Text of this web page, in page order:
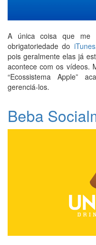
A única coisa que me
obrigatoriedade do iTunes
pois geralmente elas já
acontece com os vídeos.
“Ecossistema Apple”
gerenciá-los.
Beba